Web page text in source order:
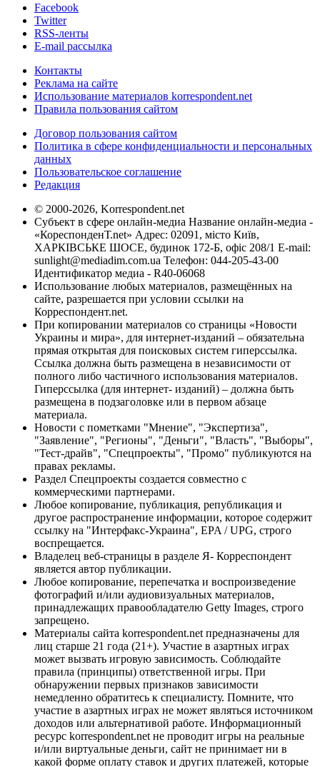
Facebook
Twitter
RSS-ленты
E-mail рассылка
Контакты
Реклама на сайте
Использование материалов korrespondent.net
Правила пользования сайтом
Договор пользования сайтом
Политика в сфере конфиденциальности и персональных
данных
Пользовательское соглашение
Редакция
© 2000-2026, Korrespondent.net
Субъект в сфере онлайн-медиа Название онлайн-медиа -
«КореспонденТ.net» Адрес: 02091, місто Київ,
ХАРКІВСЬКЕ ШОСЕ, будинок 172-Б, офіс 208/1 E-mail:
sunlight@mediadim.com.ua Телефон: 044-205-43-00
Идентификатор медиа - R40-06068
Использование любых материалов, размещённых на
сайте, разрешается при условии ссылки на
Корреспондент.net.
При копировании материалов со страницы «Новости
Украины и мира», для интернет-изданий – обязательна
прямая открытая для поисковых систем гиперссылка.
Ссылка должна быть размещена в независимости от
полного либо частичного использования материалов.
Гиперссылка (для интернет- изданий) – должна быть
размещена в подзаголовке или в первом абзаце
материала.
Новости с пометками "Мнение", "Экспертиза",
"Заявление", "Регионы", "Деньги", "Власть", "Выборы",
"Тест-драйв", "Спецпроекты", "Промо" публикуются на
правах рекламы.
Раздел Спецпроекты создается совместно с
коммерческими партнерами.
Любое копирование, публикация, републикация и
другое распространение информации, которое содержит
ссылку на "Интерфакс-Украина", EPA / UPG, строго
воспрещается.
Владелец веб-страницы в разделе Я- Корреспондент
является автор публикации.
Любое копирование, перепечатка и воспроизведение
фотографий и/или аудиовизуальных материалов,
принадлежащих правообладателю Getty Images, строго
запрещено.
Материалы сайта korrespondent.net предназначены для
лиц старше 21 года (21+). Участие в азартных играх
может вызвать игровую зависимость. Соблюдайте
правила (принципы) ответственной игры. При
обнаружении первых признаков зависимости
немедленно обратитесь к специалисту. Помните, что
участие в азартных играх не может являться источником
доходов или альтернативой работе. Информационный
ресурс korrespondent.net не проводит игры на реальные
и/или виртуальные деньги, сайт не принимает ни в
какой форме оплату ставок и других платежей, которые